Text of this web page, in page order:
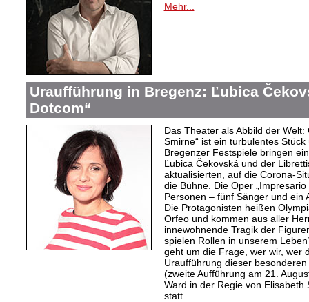
Mehr...
Uraufführung in Bregenz: Ľubica
Dotcom“
Das Theater als Abbild der Welt:
Smirne“ ist ein turbulentes
Bregenzer Festspiele bringen
Ľubica Čekovská und der
aktualisierten, auf die Corona-
die Bühne. Die Oper
Personen – fünf Sänger und ein
Die Protagonisten heißen
Orfeo und kommen aus aller
innewohnende Tragik der
spielen Rollen in unserem
geht um die Frage, wer wir, wer
Uraufführung dieser
(zweite Aufführung am 21.
Ward in der Regie von
statt.